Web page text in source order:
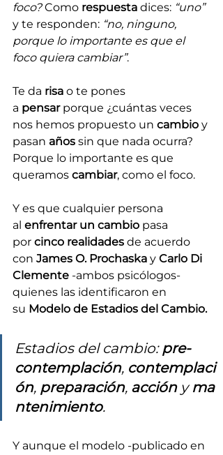
foco? Como respuesta dices: “uno”
y te responden: “no, ninguno,
porque lo importante es que el
foco quiera cambiar”.
Te da risa o te pones
a pensar porque ¿cuántas veces
nos hemos propuesto un cambio y
pasan años sin que nada ocurra?
Porque lo importante es que
queramos cambiar, como el foco.
Y es que cualquier persona
al enfrentar un cambio pasa
por cinco realidades de acuerdo
con James O. Prochaska y Carlo Di
Clemente -ambos psicólogos-
quienes las identificaron en
su Modelo de Estadios del Cambio.
Estadios del cambio: pre-
contemplación, contemplaci
ón, preparación, acción y ma
ntenimiento.
Y aunque el modelo -publicado en